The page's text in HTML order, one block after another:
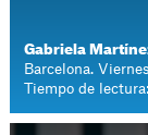
Gabriela
Barcelona.
Tiempo de